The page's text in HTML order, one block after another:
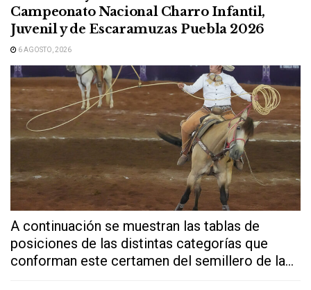
Campeonato Nacional Charro Infantil,
Juvenil y de Escaramuzas Puebla 2026
6 AGOSTO, 2026
A continuación se muestran las tablas de
posiciones de las distintas categorías que
conforman este certamen del semillero de la...